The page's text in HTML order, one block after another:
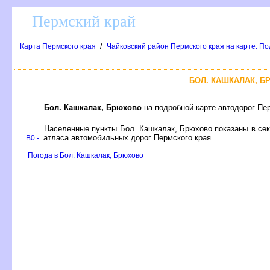
Пермский край
Карта Пермского края / Чайковский район Пермского края на карте.
БОЛ. КАШКАЛАК,
Бол. Кашкалак, Брюхово на подробной карте автодорог
Населенные пункты Бол. Кашкалак, Брюхово показаны в
B0 - атласа автомобильных дорог Пермского края
Погода в Бол. Кашкалак, Брюхово